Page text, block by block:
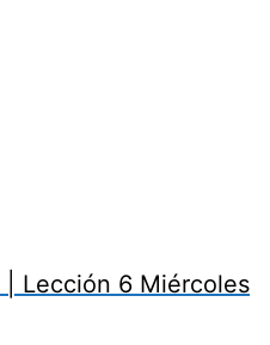
| Lección 6 Miércoles